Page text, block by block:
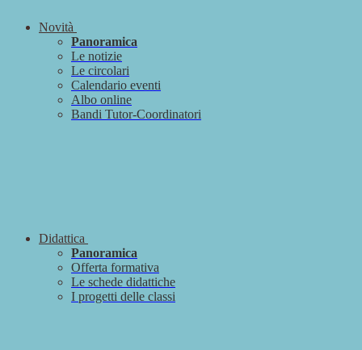
Novità
Panoramica
Le notizie
Le circolari
Calendario eventi
Albo online
Bandi Tutor-Coordinatori
Didattica
Panoramica
Offerta formativa
Le schede didattiche
I progetti delle classi